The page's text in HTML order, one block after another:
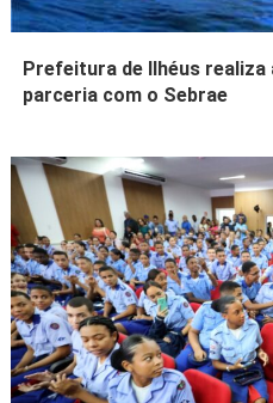
Prefeitura de Ilhéus realiza
parceria com o Sebrae